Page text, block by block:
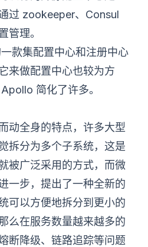
过 zookeeper、Consul
管理。
款集配置中心和注册中心
来做配置中心也较为方
简化了许多。
动全身的特点，许多大型
拆分为多个子系统，这是
被广泛采用的方式，而微
一步，提出了一种全新的
可以方便地拆分到更小的
么在服务数量越来越多的
断降级、链路追踪等问题